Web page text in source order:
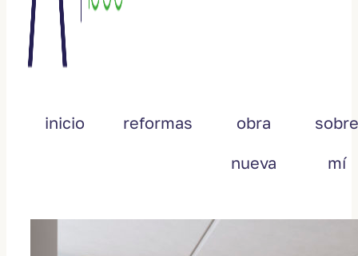
inicio reformas obra
nueva
sobre
mí